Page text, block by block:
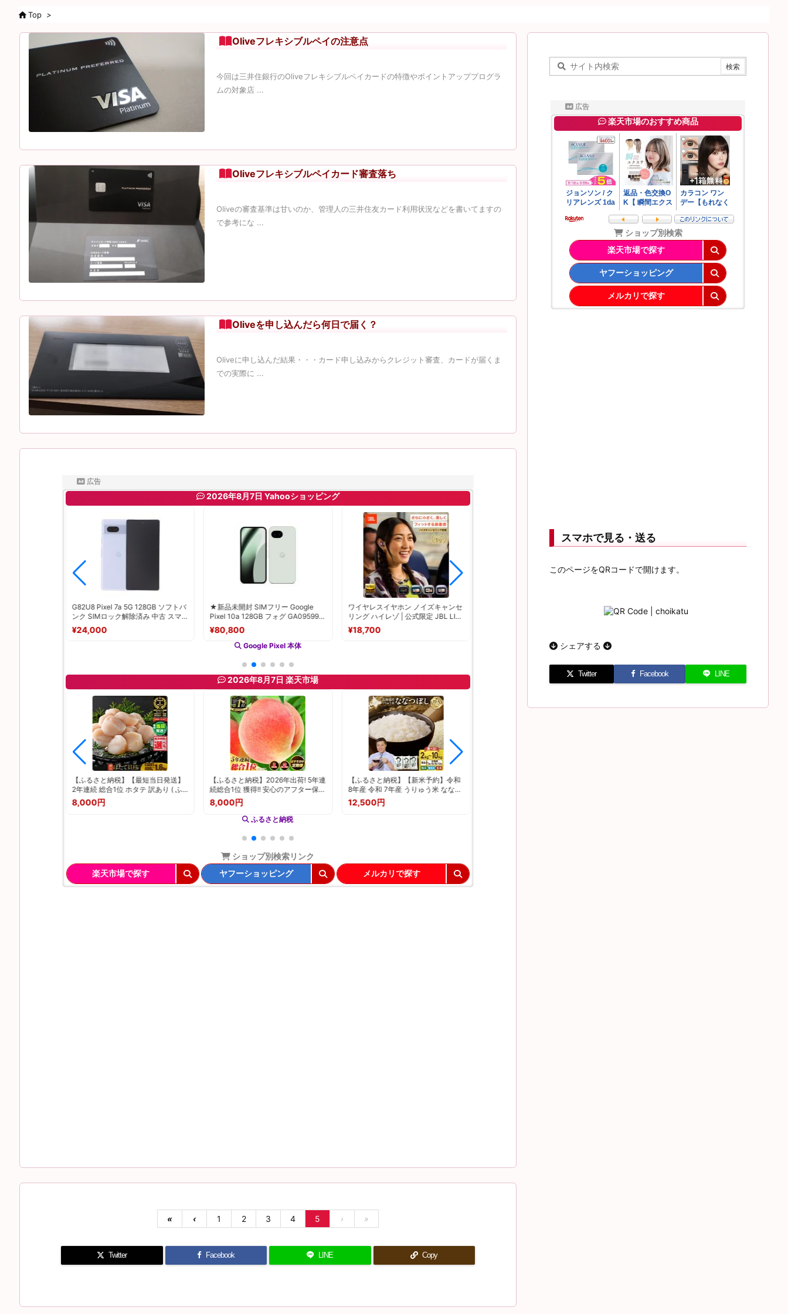
Top >
Oliveフレキシブルペイの注意点
今回は三井住銀行のOliveフレキシブルペイカードの特徴やポイントアッププログラ
ムの対象店 ...
Oliveフレキシブルペイカード審査落ち
Oliveの審査基準は甘いのか、管理人の三井住友カード利用状況などを書いてますの
で参考にな ...
Oliveを申し込んだら何日で届く？
Oliveに申し込んだ結果・・・カード申し込みからクレジット審査、カードが届くま
での実際に ...
広告
2026年8月7日 Yahooショッピング
G82U8 Pixel 7a 5G 128GB ソフトバ
ンク SIMロック解除済み 中古 スマ
ホ スマートフォン Cランク 本体 即
日発送
¥24,000
★新品未開封 SIMフリー Google
Pixel 10a 128GB フォグ GA09599-
JP 本体 白ロム 利用制限〇/-
0840353949812
¥80,800
ワイヤレスイヤホン ノイズキャンセ
リング ハイレゾ | 公式限定 JBL LIVE
BUDS3 Bluetooth5.3 iPhone
galaxy Google pixel jbl
¥18,700
新品未開封/国内版SIMフリー
Google Pixel10a 128GB [Lavender]
Google Pixel 本体
2026年8月7日 楽天市場
【ふるさと納税】【最短当日発送】
2年連続 総合1位 ホタテ 訳あり ( ふ
るさと納税 ほたて ふるさと納税 訳
あり 帆立 ふるさと わけあり ホタテ
8,000円
【ふるさと納税】2026年出荷! 5年連
続総合1位 獲得!! 安心のアフター保証
紀の里の桃 お試し約1kg(3～5玉)約
2kg(6〜8玉)《2026年 or 2027年6月
中旬-8月中旬頃出荷》桃 もも 果物
なつっこ ランキング 送料無料 先行
8,000円
【ふるさと納税】【新米予約】令和
8年産 令和 7年産 うりゅう米 ななつ
ぼし 2kg / 5kg / 10kg 精米 無洗米 新
米 定期便 【精米種別・配送月・容量
12,500円
ふるさと納税
ショップ別検索リンク
楽天市場で探す
ヤフーショッピング メルカリで探す
« ‹ 1 2 3 4 5 › »
Twitter Facebook LINE Copy
広告
楽天市場のおすすめ商品
ショップ別検索
楽天市場で探す
ヤフーショッピング
メルカリで探す
スマホで見る・送る
このページをQRコードで開けます。
シェアする
Twitter Facebook LINE